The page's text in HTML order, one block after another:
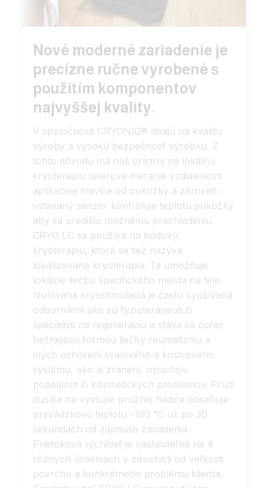
Nové moderné zariadenie je
precízne ručne vyrobené s
použitím komponentov
najvyššej kvality.
V spoločnosti CRYONIQ® dbajú na kvalitu
výroby a vysokú bezpečnosť výrobku. Z
tohto dôvodu má náš prístroj na lokálnu
kryoterapiu laserové meranie vzdialenosti
aplikačnej hlavice od pokožky a zároveň
vstavaný senzor kontroluje teplotu pokožky
aby sa predišlo možnému prechladeniu.
CRYO LC sa používa na bodovú
kryoterapiu, ktorá sa tiež nazýva
lokalizovaná kryoterapia. Tá umožňuje
lokálne liečbu špecifického miesta na tele.
Izolovaná kryostimulácia je často využívaná
odborníkmi ako sú fyzioterapeuti či
špecialisti na regeneráciu a stáva sa čoraz
bežnejšou formou liečby reumatizmu a
iných ochorení svalového a kostrového
systému, ako aj zranení, opuchov,
popálenín či kozmetických problémov. Prúd
dusíka na výstupe pružnej hadice dosahuje
prevádzkovú teplotu -160 °C už po 30
sekundách od zapnutia zariadenia.
Prietoková rýchlosť je nastaviteľná na 4
rôznych úrovniach v závislosti od veľkosti
povrchu a konkrétneho problému klienta.